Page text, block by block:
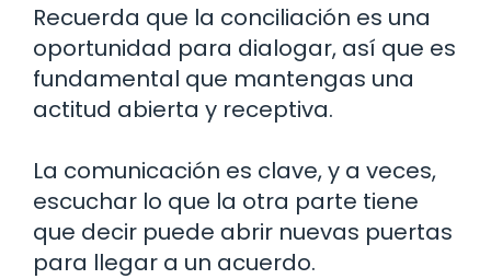
Recuerda que la conciliación es una
oportunidad para dialogar, así que es
fundamental que mantengas una
actitud abierta y receptiva.
La comunicación es clave, y a veces,
escuchar lo que la otra parte tiene
que decir puede abrir nuevas puertas
para llegar a un acuerdo.